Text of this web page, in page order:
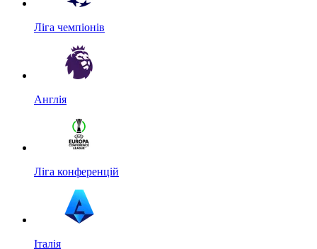
Ліга чемпіонів
Англія
Ліга конференцій
Італія